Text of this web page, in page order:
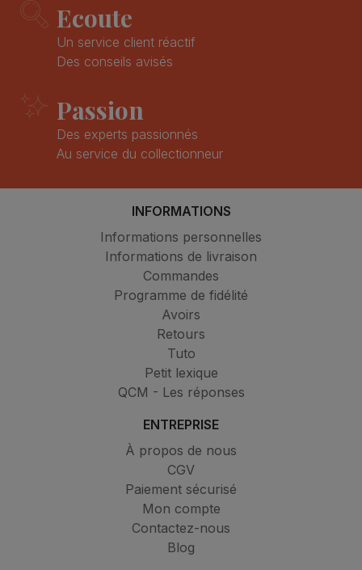
Ecoute
Un service client réactif
Des conseils avisés
Passion
Des experts passionnés
Au service du collectionneur
INFORMATIONS
Informations personnelles
Informations de livraison
Commandes
Programme de fidélité
Avoirs
Retours
Tuto
Petit lexique
QCM - Les réponses
ENTREPRISE
À propos de nous
CGV
Paiement sécurisé
Mon compte
Contactez-nous
Blog